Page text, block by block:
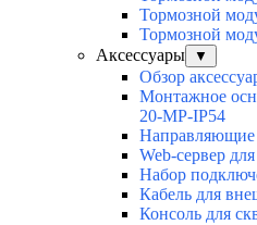
Тормозной
Тормозной
Аксессуары
▼
Обзор
Монтажное
20-MP-IP54
Направляющие
Web-сервер
Набор
Кабель для
Консоль для